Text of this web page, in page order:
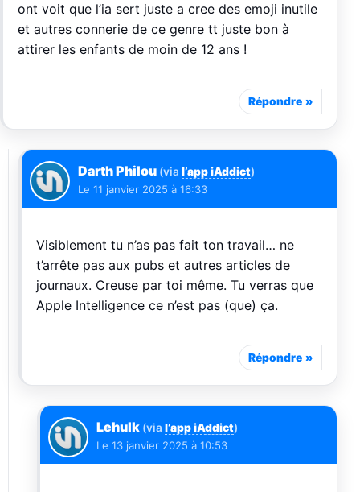
ont voit que l’ia sert juste a cree des emoji inutile
et autres connerie de ce genre tt juste bon à
attirer les enfants de moin de 12 ans !
Répondre
Darth Philou (via l’app iAddict)
Le 11 janvier 2025 à 16:33
Visiblement tu n’as pas fait ton travail… ne
t’arrête pas aux pubs et autres articles de
journaux. Creuse par toi même. Tu verras que
Apple Intelligence ce n’est pas (que) ça.
Répondre
Lehulk (via l’app iAddict)
Le 13 janvier 2025 à 10:53